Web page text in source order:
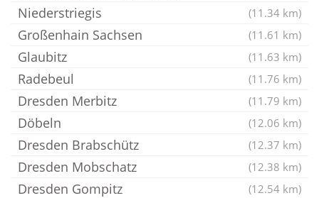
Niederstriegis (11.34 km)
Großenhain Sachsen (11.61 km)
Glaubitz (11.63 km)
Radebeul (11.76 km)
Dresden Merbitz (11.79 km)
Döbeln (12.06 km)
Dresden Brabschütz (12.37 km)
Dresden Mobschatz (12.38 km)
Dresden Gompitz (12.54 km)